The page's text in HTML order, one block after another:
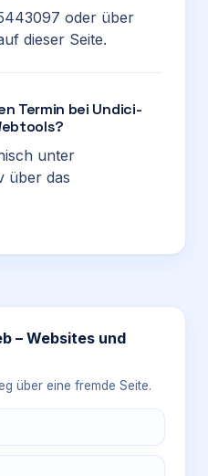
oder über
dieser Seite.
Termin bei Undici-
unter
über das
– Websites und
über eine fremde Seite.